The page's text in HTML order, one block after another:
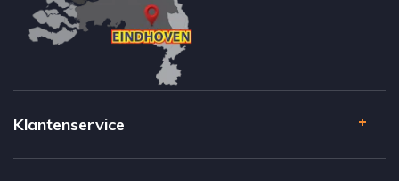
Klantenservice